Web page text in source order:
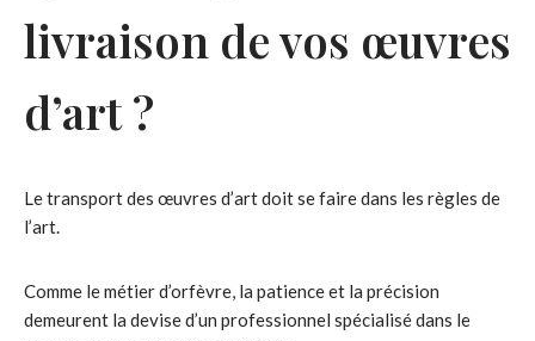
livraison de vos œuvres
d’art ?
Le transport des œuvres d’art doit se faire dans les règles de
l’art.
Comme le métier d’orfèvre, la patience et la précision
demeurent la devise d’un professionnel spécialisé dans le